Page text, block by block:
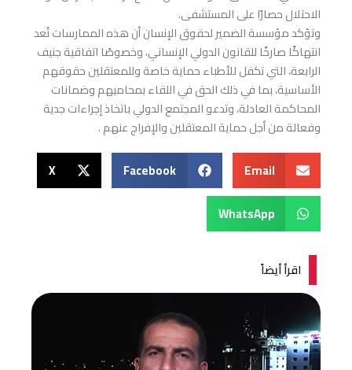
الاحتلال حصارًا على المستشفى.
وتؤكد مؤسسة الضمير لحقوق الإنسان أن هذه الممارسات تُعد
انتهاكًا صارخًا للقانون الدولي الإنساني، وخصوصًا اتفاقية جنيف
الرابعة، التي تكفل للأطباء حماية خاصة وللمعتقلين حقوقهم
الأساسية، بما في ذلك الحق في اللقاء بمحاميهم وضمانات
المحاكمة العادلة، وتدعو المجتمع الدولي باتخاذ إجراءات جدية
وفعالة من أجل حماية المعتقلين والإفراج عنهم .
Email
Facebook
X
WhatsApp
اقرأ أيضاً